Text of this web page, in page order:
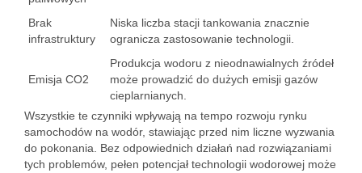
Brak
infrastruktury
Niska liczba stacji tankowania znacznie
ogranicza zastosowanie technologii.
Emisja CO2
Produkcja wodoru z nieodnawialnych źródeł
może prowadzić do dużych emisji gazów
cieplarnianych.
Wszystkie te czynniki wpływają na tempo rozwoju rynku
samochodów na wodór, stawiając przed nim liczne wyzwania
do pokonania. Bez odpowiednich działań nad rozwiązaniami
tych problemów, pełen potencjał technologii wodorowej może